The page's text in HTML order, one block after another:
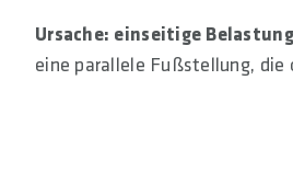
Ursache: einseitige
eine parallele Fußstellung,